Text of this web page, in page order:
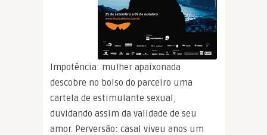
Impotência: mulher apaixonada
descobre no bolso do parceiro uma
cartela de estimulante sexual,
duvidando assim da validade de seu
amor. Perversão: casal viveu anos um